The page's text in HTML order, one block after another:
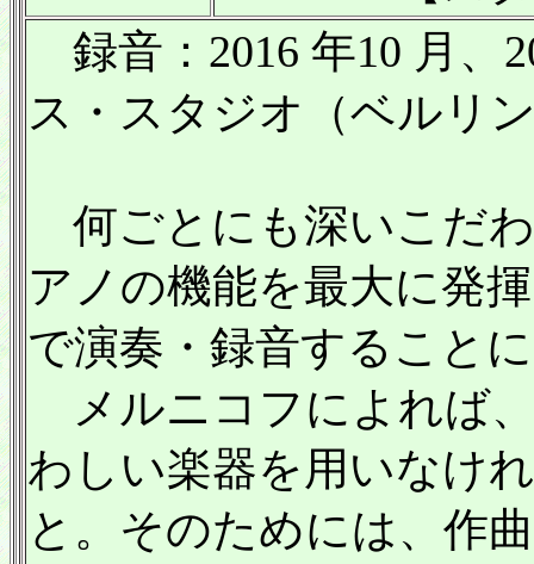
録音：2016 年10 月、
ス・スタジオ（ベルリン
何ごとにも深いこだ
アノの機能を最大に発
で演奏・録音すること
メルニコフによれば
わしい楽器を用いなけ
と。そのためには、作